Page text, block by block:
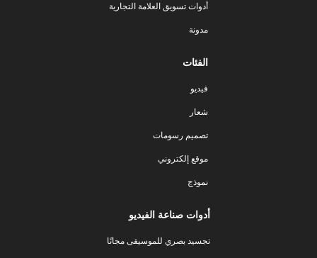
أدوات تسويق العلامة التجارية
مدونة
الفئات
فيديو
شعار
تصميم رسومات
موقع إلكتروني
نموذج
أدوات صناعة الفيديو
تجسيد بصري للموسيقى مجانًا